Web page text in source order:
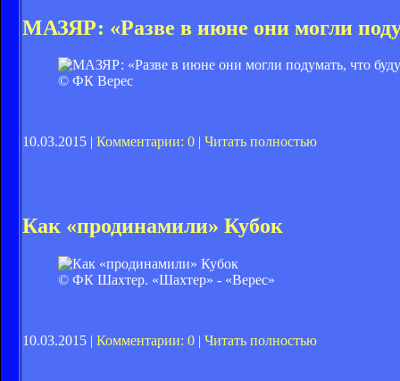
МАЗЯР: «Разве в июне они могли
© ФК Верес
10.03.2015 | Комментарии: 0 | Читать полностью
Как «продинамили» Кубок
© ФК Шахтер. «Шахтер» - «Верес»
10.03.2015 | Комментарии: 0 | Читать полностью